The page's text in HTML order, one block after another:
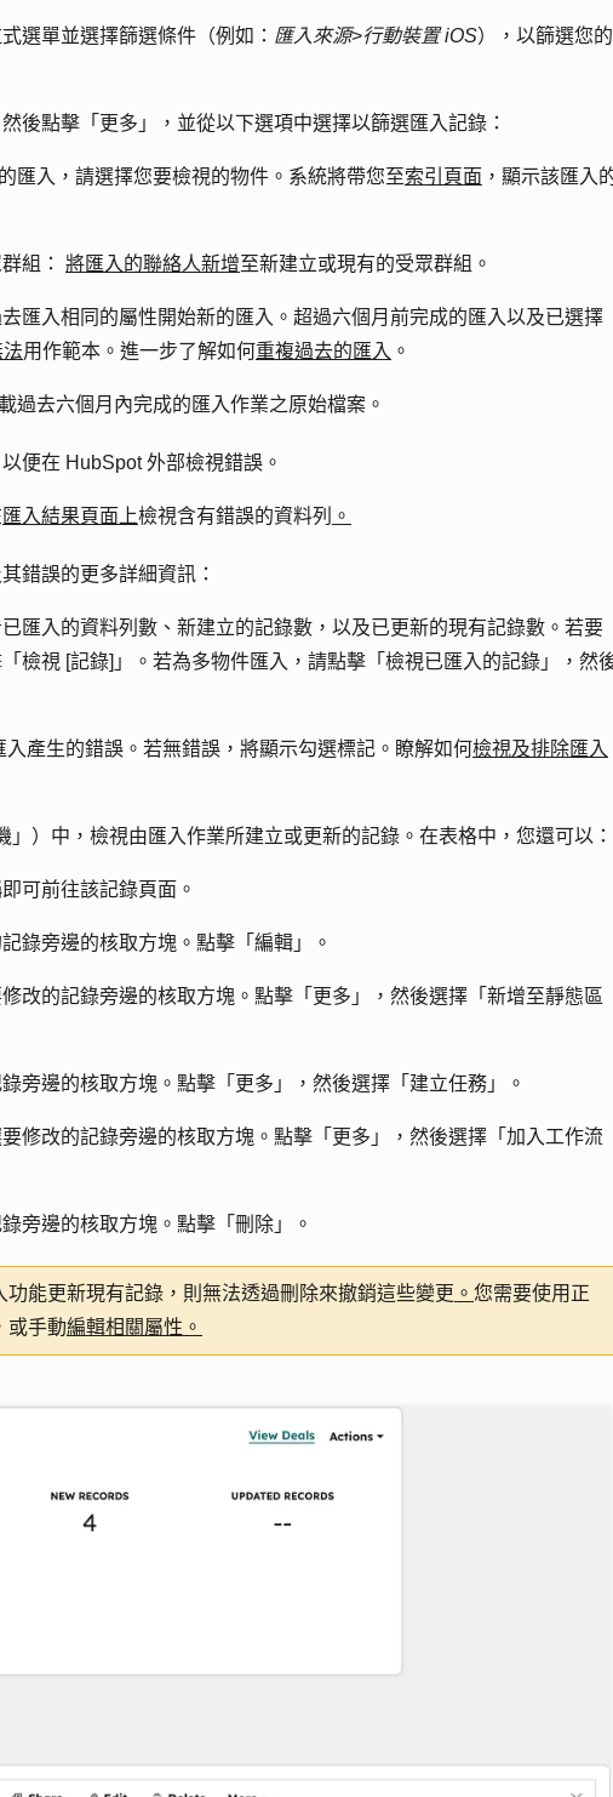
選單並選擇篩選條件 （例如： 匯入來源>行動裝置 iOS），以篩選您的
後點擊「 更多」 ，並從以下選項中選擇以篩選匯入記錄：
匯入，請選擇您要檢視的物件 。系統將帶您至索引頁面 ，顯示該匯入
組： 將匯入的聯絡人新增至新建立或現有的受眾群組。
匯入相同的屬性開始新的匯入。超過六個月前完成的匯入以及已選擇
用作範本。進一步了解如何重複過去的匯入 。
過去六個月內完成的匯入作業之原始檔案。
以便在 HubSpot 外部檢視錯誤。
匯入結果頁面上檢視含有錯誤的資料列 。
錯誤的更多詳細資訊：
匯入的資料列數、新建立的記錄數，以及已更新的現有記錄數。若要
「檢視 [記錄]」 。若為多物件匯入，請點擊 「檢視已匯入的記錄」
，然
產生的錯誤。若無錯誤，將顯示勾選標記。 瞭解如何檢視及排除匯入
」）中，檢視由匯入作業所建立或更新的記錄。在表格中，您還可以：
即可前往該記錄頁面。
記錄旁邊的核取方塊 。點擊「 編輯 」。
修改的記錄旁邊的核取方塊 。點擊 「更多 」，然後選擇 「新增至靜態區
旁邊的核取方塊 。點擊「 更多 」，然後選擇「 建立任務 」。
要修改的記錄旁邊的核取方塊 。點擊 「更多」 ，然後選擇 「加入工作流
旁邊的核取方塊 。點擊 「刪除」 。
功能更新現有記錄，則無法透過刪除來撤銷這些變更 。 您需要使用正
或手動編輯相關屬性。